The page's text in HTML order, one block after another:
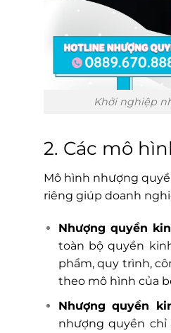
Khởi nghiệp
2. Các mô
Mô hình nhượng
riêng giúp doanh
Nhượng quyền
toàn bộ quyền
phẩm, quy trình,
theo mô hình của
Nhượng quyền
nhượng quyền